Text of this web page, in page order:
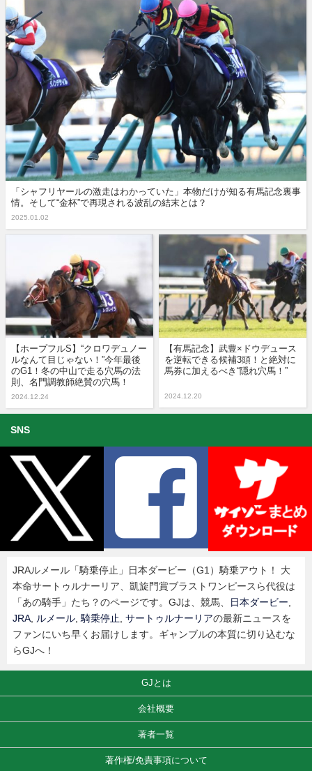
「シャフリヤールの激走はわかっていた」本物だけが知る有馬記念裏事
情。そして“金杯”で再現される波乱の結末とは？
2025.01.02
【ホープフルS】“クロワデュノー
ルなんて目じゃない！”今年最後
のG1！冬の中山で走る穴馬の法
則、名門調教師絶賛の穴馬！
2024.12.24
【有馬記念】武豊×ドウデュース
を逆転できる候補3頭！と絶対に
馬券に加えるべき“隠れ穴馬！”
2024.12.20
SNS
JRAルメール「騎乗停止」日本ダービー（G1）騎乗アウト！ 大
本命サートゥルナーリア、凱旋門賞ブラストワンピースら代役は
「あの騎手」たち？のページです。GJは、競馬、
日本ダービー
JRA
ルメール 騎乗停止 サートゥルナーリアの最新ニュースを
ファンにいち早くお届けします。ギャンブルの本質に切り込むな
らGJへ！
GJとは
会社概要
著者一覧
著作権/免責事項について